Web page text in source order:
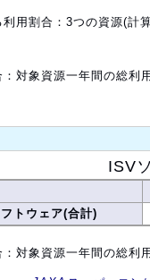
用割合：3つの資源(計
対象資源一年間の総利
ISV
トウェア(合計)
対象資源一年間の総利